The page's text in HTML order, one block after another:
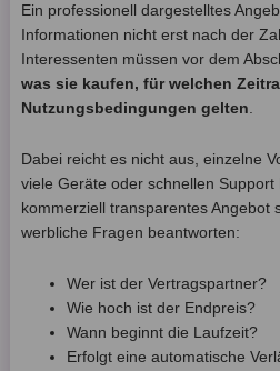
Ein professionell dargestelltes
Informationen nicht erst nach der
Interessenten müssen vor dem
was sie kaufen, für welchen
Nutzungsbedingungen gelten
Dabei reicht es nicht aus, einzelne
viele Geräte oder schnellen Support
kommerziell transparentes Angebot
werbliche Fragen beantworten:
Wer ist der Vertragspartner?
Wie hoch ist der Endpreis?
Wann beginnt die Laufzeit?
Erfolgt eine automatische